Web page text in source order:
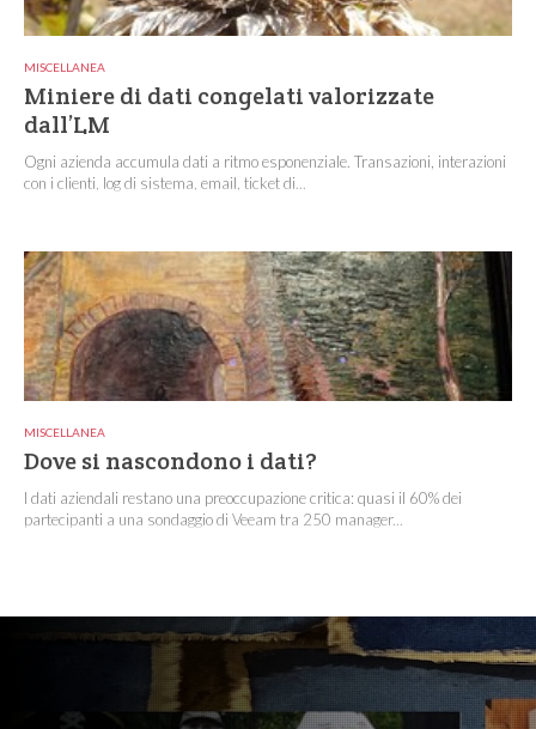
MISCELLANEA
Miniere di dati congelati valorizzate
dall’LM
Ogni azienda accumula dati a ritmo esponenziale. Transazioni, interazioni
con i clienti, log di sistema, email, ticket di...
MISCELLANEA
Dove si nascondono i dati?
I dati aziendali restano una preoccupazione critica: quasi il 60% dei
partecipanti a una sondaggio di Veeam tra 250 manager...